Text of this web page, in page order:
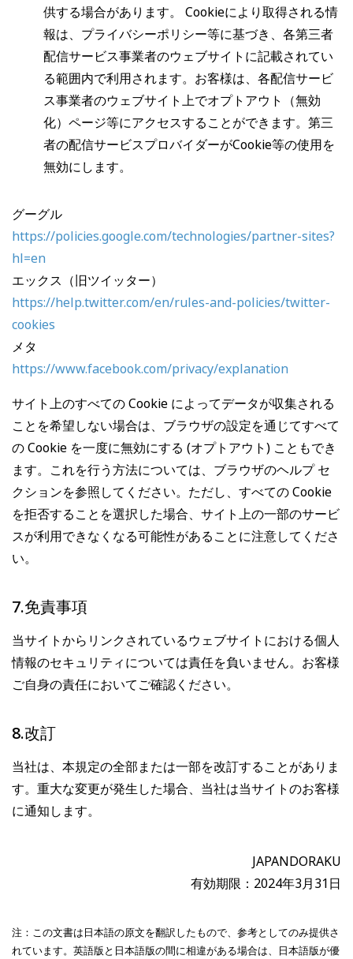
供する場合があります。 Cookieにより取得される情
報は、プライバシーポリシー等に基づき、各第三者
配信サービス事業者のウェブサイトに記載されてい
る範囲内で利用されます。お客様は、各配信サービ
ス事業者のウェブサイト上でオプトアウト（無効
化）ページ等にアクセスすることができます。第三
者の配信サービスプロバイダーがCookie等の使用を
無効にします。
グーグル
https://policies.google.com/technologies/partner-sites?
hl=en
エックス（旧ツイッター）
https://help.twitter.com/en/rules-and-policies/twitter-
cookies
メタ
https://www.facebook.com/privacy/explanation
サイト上のすべての Cookie によってデータが収集される
ことを希望しない場合は、ブラウザの設定を通じてすべて
の Cookie を一度に無効にする (オプトアウト) こともでき
ます。これを行う方法については、ブラウザのヘルプ セ
クションを参照してください。ただし、すべての Cookie
を拒否することを選択した場合、サイト上の一部のサービ
スが利用できなくなる可能性があることに注意してくださ
い。
7.免責事項
当サイトからリンクされているウェブサイトにおける個人
情報のセキュリティについては責任を負いません。お客様
ご自身の責任においてご確認ください。
8.改訂
当社は、本規定の全部または一部を改訂することがありま
す。重大な変更が発生した場合、当社は当サイトのお客様
に通知します。
JAPANDORAKU
有効期限：2024年3月31日
注：この文書は日本語の原文を翻訳したもので、参考としてのみ提供さ
れています。英語版と日本語版の間に相違がある場合は、日本語版が優